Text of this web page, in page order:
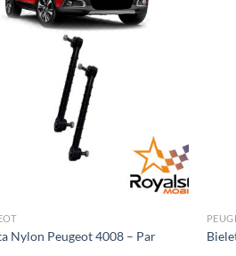
Nylon Peugeot 4008 – Par